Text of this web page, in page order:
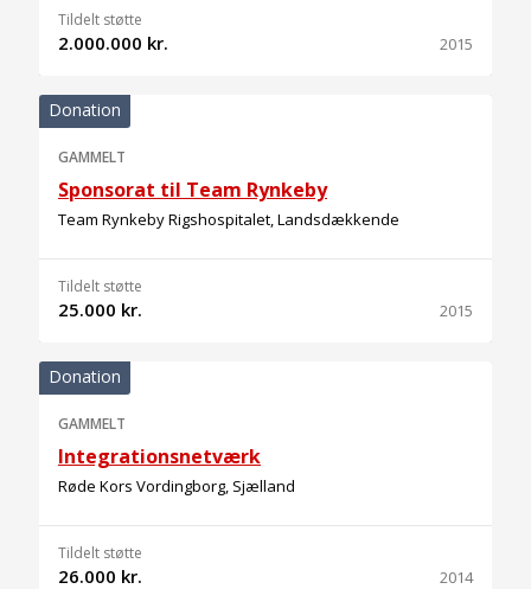
Tildelt støtte
2.000.000 kr. 2015
Donation
GAMMELT
Sponsorat til Team Rynkeby
Team Rynkeby Rigshospitalet, Landsdækkende
Tildelt støtte
25.000 kr. 2015
Donation
GAMMELT
Integrationsnetværk
Røde Kors Vordingborg, Sjælland
Tildelt støtte
26.000 kr. 2014